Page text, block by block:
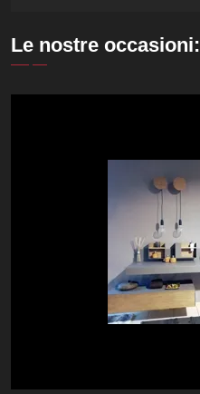
Le nostre occasioni: